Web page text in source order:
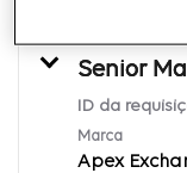
Senior
ID da
Marca
Apex